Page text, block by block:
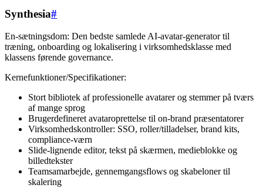
Synthesia#
En-sætningsdom: Den bedste samlede AI-avatar-generator til
træning, onboarding og lokalisering i virksomhedsklasse med
klassens førende governance.
Kernefunktioner/Specifikationer:
Stort bibliotek af professionelle avatarer og stemmer på tværs
af mange sprog
Brugerdefineret avataroprettelse til on-brand præsentatorer
Virksomhedskontroller: SSO, roller/tilladelser, brand kits,
compliance-værn
Slide-lignende editor, tekst på skærmen, medieblokke og
billedtekster
Teamsamarbejde, gennemgangsflows og skabeloner til
skalering